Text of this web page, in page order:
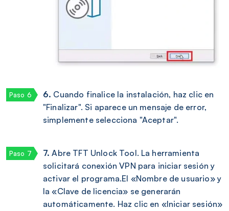
6. Cuando finalice la instalación, haz clic en
"Finalizar". Si aparece un mensaje de error,
simplemente selecciona "Aceptar".
7. Abre TFT Unlock Tool. La herramienta
solicitará conexión VPN para iniciar sesión y
activar el programa.El «Nombre de usuario» y
la «Clave de licencia» se generarán
automáticamente. Haz clic en «Iniciar sesión»